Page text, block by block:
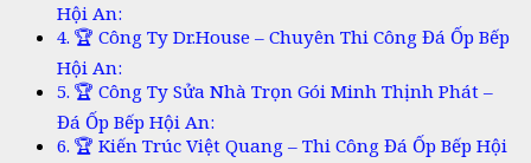
Hội An:
🏆 Công Ty Dr.House – Chuyên Thi Công Đá Ốp Bếp
Hội An:
🏆 Công Ty Sửa Nhà Trọn Gói Minh Thịnh Phát –
Đá Ốp Bếp Hội An:
🏆 Kiến Trúc Việt Quang – Thi Công Đá Ốp Bếp Hội